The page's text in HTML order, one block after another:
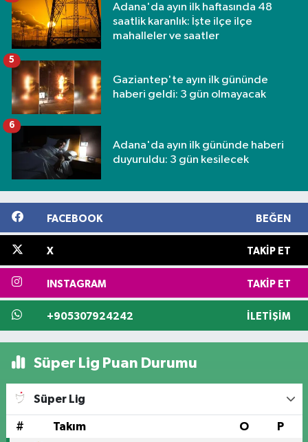
Adana'da ayın ilk haftasında 48
saatlik karanlık: İşte ilçe ilçe
mahalleler ve saatler
Gaziantep'te ayın ilk gününde
haberi geldi: 3 gün olmayacak
5
Adana'da ayın ilk gününde haberi
duyuruldu: 3 gün kesilecek
6
FACEBOOK BEĞEN
X TAKIP ET
INSTAGRAM TAKIP ET
+905307924242 İLETIŞIM
Süper Lig Puan Durumu
Süper Lig
# Takım O P